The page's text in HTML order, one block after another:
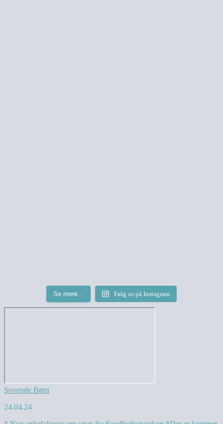
Se mere... Følg os på Instagram
Sovende Børn
24.04.24